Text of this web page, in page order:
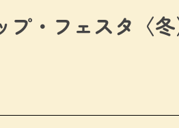
・フェスタ〈冬